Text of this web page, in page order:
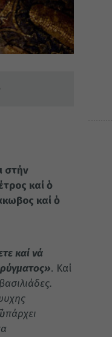
στήν
καί ὁ
καί ὁ
καί νά
. Καί